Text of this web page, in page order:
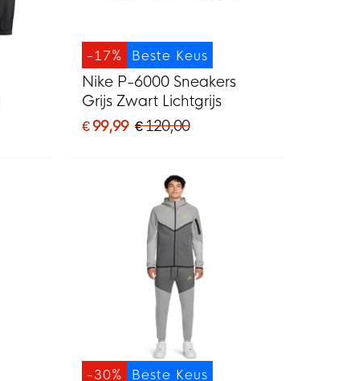
Beste Keus
-17%
Nike P-6000 Sneakers
Grijs Zwart Lichtgrijs
€ 99,99 € 120,00
Beste Keus
-30%